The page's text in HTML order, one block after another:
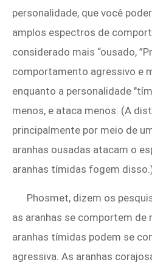
personalidade, que você
amplos espectros de
considerado mais “ousado,
comportamento agressivo e
enquanto a personalidade
menos, e ataca menos. (A
principalmente por meio de
aranhas ousadas atacam o
aranhas tímidas fogem
Phosmet, dizem os
as aranhas se comportem de
aranhas tímidas podem se
agressiva. As aranhas